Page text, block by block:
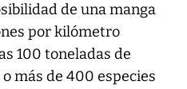
de una manga
por kilómetro
100 toneladas de
más de 400 especies